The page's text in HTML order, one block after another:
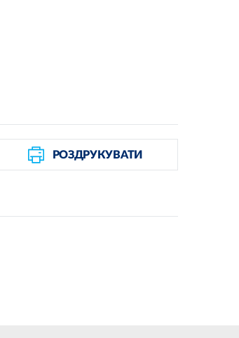
РОЗДРУКУВАТИ